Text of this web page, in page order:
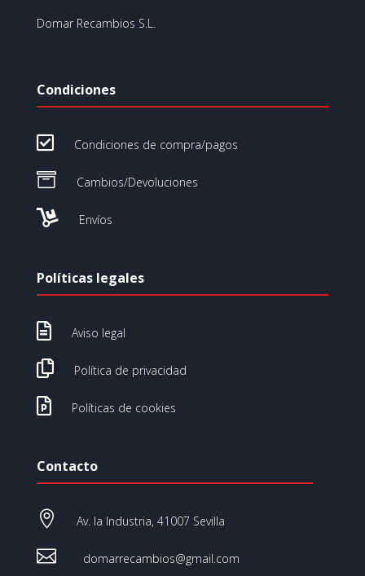
Domar Recambios S.L.
Condiciones
 Condiciones de compra/pagos
 Cambios/Devoluciones
 Envíos
Políticas legales
 Aviso legal
 Política de privacidad
 Políticas de cookies
Contacto
 Av. la Industria, 41007 Sevilla
 domarrecambios@gmail.com